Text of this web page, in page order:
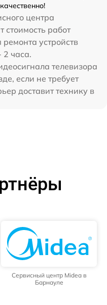
центра
стоимость работ
устройств
2 часа.
телевизора
если не требует
доставит технику в
Сервисный центр Midea в
Барнауле